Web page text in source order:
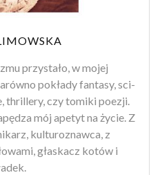
przystało, w mojej
pokłady fantasy, sci-
thrillery, czy tomiki poezji.
mój apetyt na życie. Z
kulturoznawca, z
głaskacz kotów i